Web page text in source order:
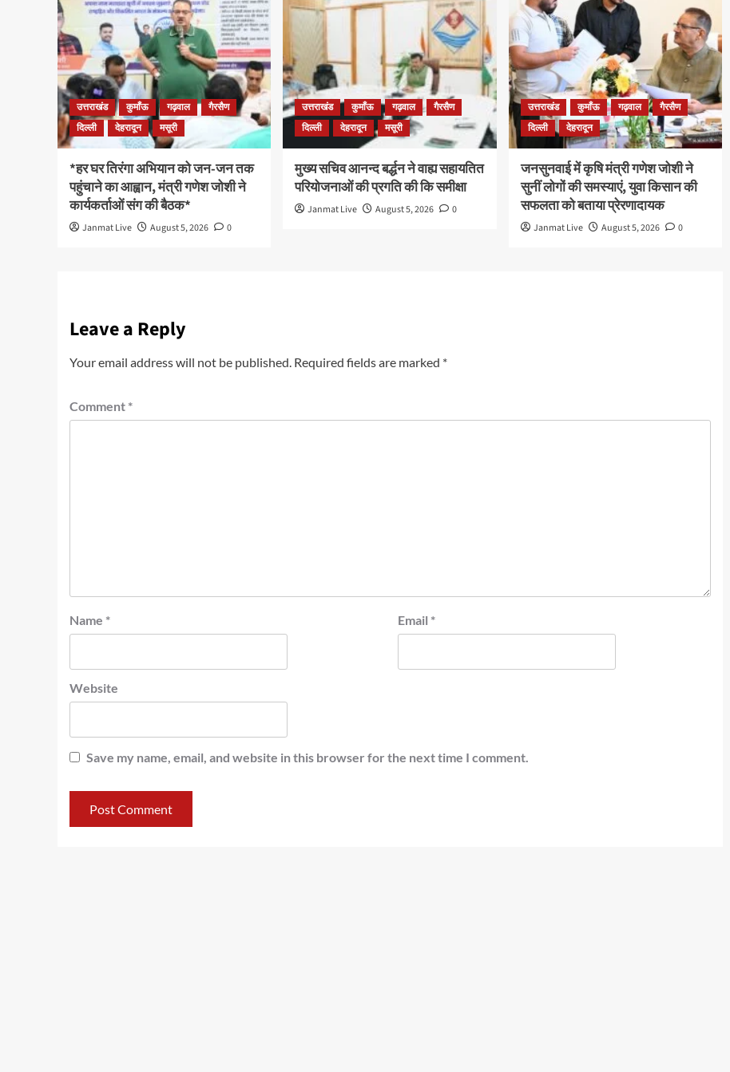
उत्तराखंड कुमाँऊ गढ़वाल
गैरसैण
दिल्ली
देहरादून मसूरी
*हर घर तिरंगा अभियान को जन-जन तक
पहुंचाने का आह्वान, मंत्री गणेश जोशी ने
कार्यकर्ताओं संग की बैठक*
Janmat Live August 5, 2026 0
उत्तराखंड कुमाँऊ गढ़वाल
गैरसैण
दिल्ली
देहरादून मसूरी
मुख्य सचिव आनन्द बर्द्धन ने वाह्य सहायतित
परियोजनाओं की प्रगति की कि समीक्षा
Janmat Live August 5, 2026 0
उत्तराखंड कुमाँऊ गढ़वाल
गैरसैण
दिल्ली
देहरादून
जनसुनवाई में कृषि मंत्री गणेश जोशी ने
सुनीं लोगों की समस्याएं, युवा किसान की
सफलता को बताया प्रेरणादायक
Janmat Live August 5, 2026 0
Leave a Reply
Your email address will not be published. Required fields are marked *
Comment *
Name * Email *
Website
Save my name, email, and website in this browser for the next time I comment.